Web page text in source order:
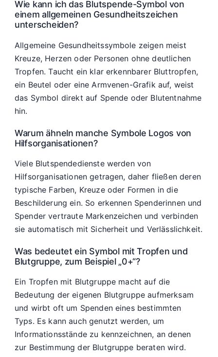
Wie kann ich das Blutspende-Symbol von
einem allgemeinen Gesundheitszeichen
unterscheiden?
Allgemeine Gesundheitssymbole zeigen meist
Kreuze, Herzen oder Personen ohne deutlichen
Tropfen. Taucht ein klar erkennbarer Bluttropfen,
ein Beutel oder eine Armvenen-Grafik auf, weist
das Symbol direkt auf Spende oder Blutentnahme
hin.
Warum ähneln manche Symbole Logos von
Hilfsorganisationen?
Viele Blutspendedienste werden von
Hilfsorganisationen getragen, daher fließen deren
typische Farben, Kreuze oder Formen in die
Beschilderung ein. So erkennen Spenderinnen und
Spender vertraute Markenzeichen und verbinden
sie automatisch mit Sicherheit und Verlässlichkeit.
Was bedeutet ein Symbol mit Tropfen und
Blutgruppe, zum Beispiel „0+“?
Ein Tropfen mit Blutgruppe macht auf die
Bedeutung der eigenen Blutgruppe aufmerksam
und wirbt oft um Spenden eines bestimmten
Typs. Es kann auch genutzt werden, um
Informationsstände zu kennzeichnen, an denen
zur Bestimmung der Blutgruppe beraten wird.